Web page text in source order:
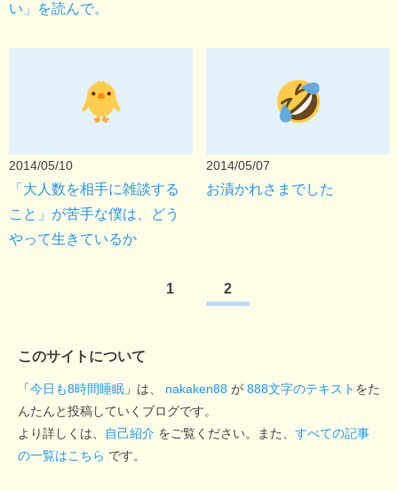
い」を読んで。
2014/05/10
「大人数を相手に雑談する
こと」が苦手な僕は、どう
やって生きているか
2014/05/07
お漬かれさまでした
1 2
このサイトについて
「今日も8時間睡眠 」は、 nakaken88 が 888文字のテキスト をた
んたんと投稿していくブログです。
より詳しくは、
自己紹介 をご覧ください。また、 すべての記事
の一覧はこちら です。